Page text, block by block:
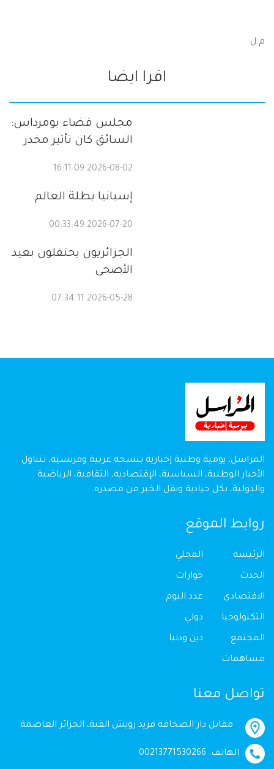
م.ل
اقرا ايضا
مجلس قضاء بومرداس:
السائق كان تأثير مخدر
2026-08-02 16:11:09
إسبانيا بطلة العالم
2026-07-20 00:33:49
الجزائريون يحتفلون بعيد
الأضحى
2026-05-28 07:34:11
المراسل، يومية وطنية إخبارية بنسخة عربية وفرنسية، تتناول
الأخبار الوطنية، السياسية، الإقتصادية، الثقافية، الرياضية
والدولية، بكل حيادية ونقل الخبر من مصدره.
روابط الموقع
الرئيسة
الحدث
الاقتصادي
التكنولوجيا
المجتمع
مساهمات
المحلي
حوارات
عدد اليوم
دولي
دين ودنيا
تواصل معنا
مقابل دار الصحافة فريد زويش القبة، الجزائر العاصمة
الهاتف: 00213771530266